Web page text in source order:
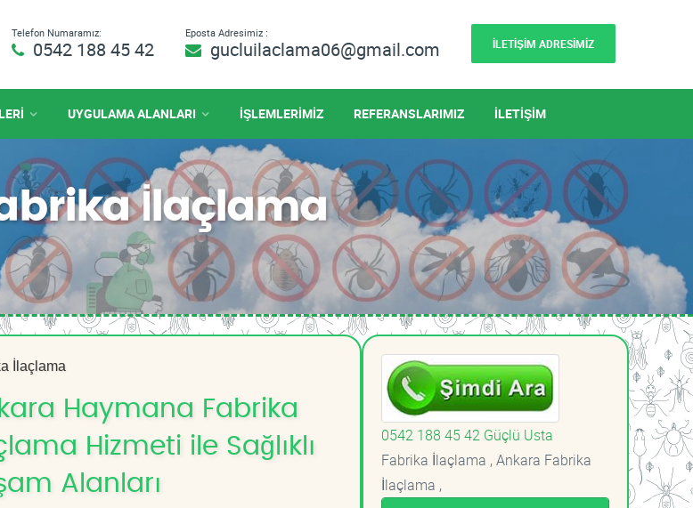
Telefon Numaramız:
0542 188 45 42
Eposta Adresimiz :
gucluilaclama06@gmail.com İLETİŞİM ADRESİMİZ
UYGULAMA ALANLARI İŞLEMLERİMİZ REFERANSLARIMIZ İLETİŞİM
İlaçlama
İlaçlama
Haymana Fabrika
Hizmeti ile Sağlıklı
Alanları
0542 188 45 42 Güçlü Usta
Fabrika İlaçlama , Ankara Fabrika
İlaçlama ,